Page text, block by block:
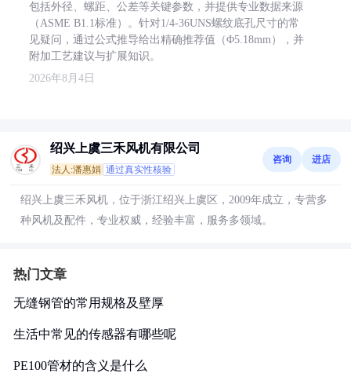
包括外径、螺距、公差等关键参数，并提供专业数据来源
（ASME B1.1标准）。针对1/4-36UNS螺纹底孔尺寸的常
见疑问，通过公式推导给出精确推荐值（Φ5.18mm），并
附加工艺建议与扩展知识。
2026年8月4日
绍兴上虞三禾风机有限公司
法人:潘惠娟 通过真实性核验
咨询 进店
绍兴上虞三禾风机，位于浙江绍兴上虞区，2009年成立，专营多
种风机及配件，专业权威，经验丰富，服务多领域。
热门文章
无缝钢管的常用规格及壁厚
生活中常见的传感器有哪些呢
PE100管材的含义是什么